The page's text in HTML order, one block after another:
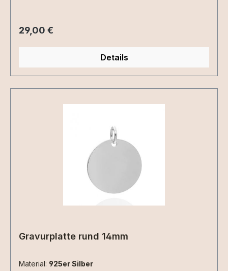
Regulärer Preis:
29,00 €
Details
Gravurplatte rund 14mm
Material: 925er Silber